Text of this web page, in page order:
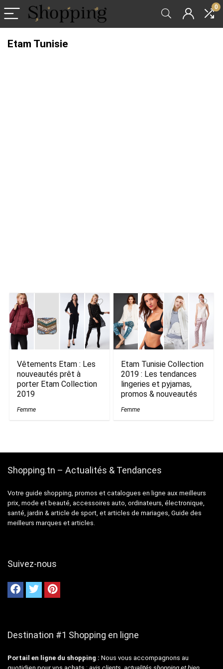
0
Etam Tunisie
Vêtements Etam : Les
nouveautés prêt à
porter Etam Collection
2019
Femme
Etam Tunisie Collection
2019 : Les tendances
lingeries et pyjamas,
promos & nouveautés
Femme
Shopping.tn – Actualités & Tendances
Votre guide shopping, promos et catalogues en ligne aux meilleurs
prix, mode et beauté, accessoires auto, ordinateurs, électronique,
santé, jardin & article de sport, et articles de mariages, Guide des
meilleurs marques et articles.
Suivez-nous
Destination #1 Shopping en ligne
Portail en ligne du shopping : Nous vous accompagnons au